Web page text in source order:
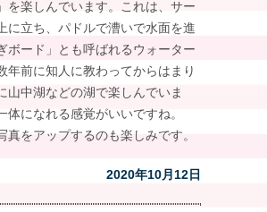
を楽しんでいます。これは、サー
に立ち、パドルで漕いで水面を進
ボード」とも呼ばれるウォーター
年前に知人に教わってからはまり
山中湖などの湖で楽しんでいま
体になれる感覚がいいですね。
真をアップするのも楽しみです。
2020年10月12日